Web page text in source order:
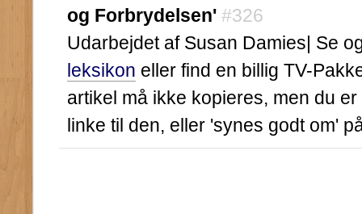
og Forbrydelsen' #326
Udarbejdet af Susan Damies| Se
leksikon eller find en billig TV-
artikel må ikke kopieres, men du
linke til den, eller 'synes godt om'